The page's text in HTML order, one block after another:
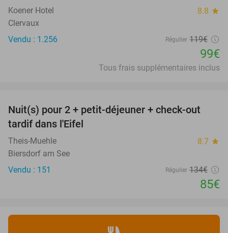
Koener Hotel 8.8 star
Clervaux
Vendu : 1.256
Régulier 119€
99€
Tous frais supplémentaires inclus
37%
Nuit(s) pour 2 + petit-déjeuner + check-out
tardif dans l'Eifel
Theis-Muehle 8.7 star
Biersdorf am See
Vendu : 151
Régulier 134€
85€